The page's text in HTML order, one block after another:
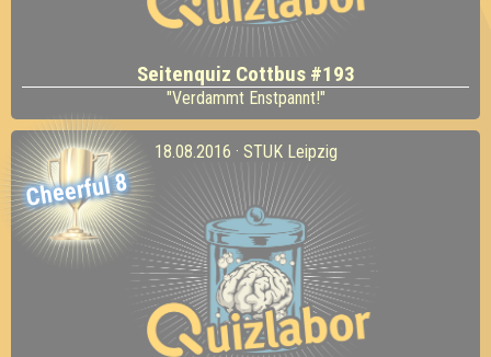
Seitenquiz Cottbus #193
"Verdammt Enstpannt!"
Cheerful 8
18.08.2016 · STUK Leipzig